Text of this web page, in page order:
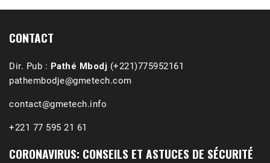
CONTACT
Dir. Pub : Pathé Mbodj (+221)775952161
pathembodje@gmetech.com
contact@gmetech.info
+221 77 595 21 61
CORONAVIRUS: CONSEILS ET ASTUCES DE SÉCURITÉ